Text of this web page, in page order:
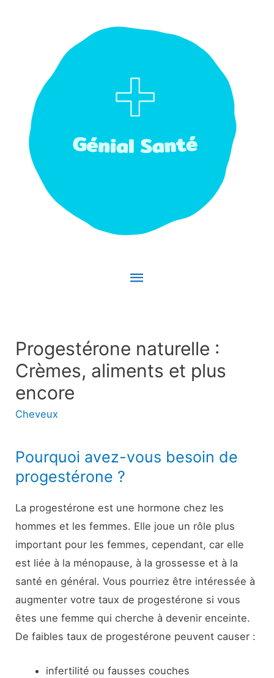
Menu
Progestérone naturelle :
Crèmes, aliments et plus
encore
Cheveux
Pourquoi avez-vous besoin de
progestérone ?
La progestérone est une hormone chez les
hommes et les femmes. Elle joue un rôle plus
important pour les femmes, cependant, car elle
est liée à la ménopause, à la grossesse et à la
santé en général. Vous pourriez être intéressée à
augmenter votre taux de progestérone si vous
êtes une femme qui cherche à devenir enceinte.
De faibles taux de progestérone peuvent causer :
infertilité ou fausses couches